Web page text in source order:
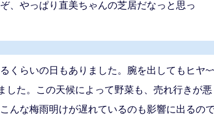
、やっぱり直美ちゃんの芝居だなっと思っ
らいの日もありました。腕を出してもヒヤ
た。この天候によって野菜も、売れ行きが
な梅雨明けが遅れているのも影響に出るの